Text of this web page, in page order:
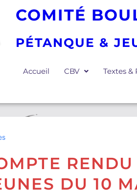
COMITÉ
PÉTANQUE &
Accueil CBV Textes &
DU 10